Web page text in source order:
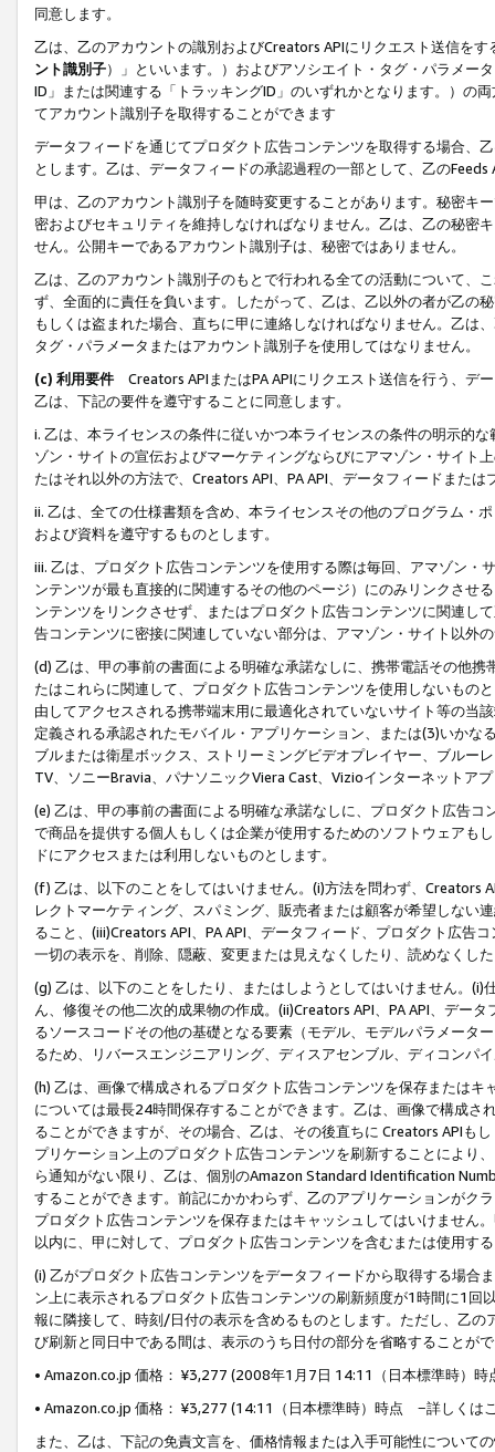
同意します。
乙は、乙のアカウントの識別およびCreators APIにリクエスト送信を
ント識別子）」といいます。）およびアソシエイト・タグ・パラメー
ID」または関連する「トラッキングID」のいずれかとなります。）の
てアカウント識別子を取得することができます
データフィードを通じてプロダクト広告コンテンツを取得する場合、
とします。乙は、データフィードの承認過程の一部として、乙の
甲は、乙のアカウント識別子を随時変更することがあります。秘密キ
密およびセキュリティを維持しなければなりません。乙は、乙の秘密
せん。公開キーであるアカウント識別子は、秘密ではありません。
乙は、乙のアカウント識別子のもとで行われる全ての活動について、
ず、全面的に責任を負います。したがって、乙は、乙以外の者が乙の
もしくは盗まれた場合、直ちに甲に連絡しなければなりません。乙は
タグ・パラメータまたはアカウント識別子を使用してはなりません。
(c) 利用要件 Creators APIまたはPA APIにリクエスト送信を行う、デ
乙は、下記の要件を遵守することに同意します。
i. 乙は、本ライセンスの条件に従いかつ本ライセンスの条件の明示的
ゾン・サイトの宣伝およびマーケティングならびにアマゾン・サイト
たはそれ以外の方法で、Creators API、PA API、データフィードまた
ii. 乙は、全ての仕様書類を含め、本ライセンスその他のプログラム・
および資料を遵守するものとします。
iii. 乙は、プロダクト広告コンテンツを使用する際は毎回、アマゾン
ンテンツが最も直接的に関連するその他のページ）にのみリンクさせ
ンテンツをリンクさせず、またはプロダクト広告コンテンツに関連し
告コンテンツに密接に関連していない部分は、アマゾン・サイト以外
(d) 乙は、甲の事前の書面による明確な承諾なしに、携帯電話その他
たはこれらに関連して、プロダクト広告コンテンツを使用しないもの
由してアクセスされる携帯端末用に最適化されていないサイト等の当
定義される承認されたモバイル・アプリケーション、または(3)いか
ブルまたは衛星ボックス、ストリーミングビデオプレイヤー、ブルー
TV、ソニーBravia、パナソニックViera Cast、Vizioインターネットア
(e) 乙は、甲の事前の書面による明確な承諾なしに、プロダクト広告
で商品を提供する個人もしくは企業が使用するためのソフトウェアも
ドにアクセスまたは利用しないものとします。
(f) 乙は、以下のことをしてはいけません。(i)方法を問わず、Creators
レクトマーケティング、スパミング、販売者または顧客が希望しない
ること、(iii)Creators API、PA API、データフィード、プロダクト広告
一切の表示を、削除、隠蔽、変更または見えなくしたり、読めなくし
(g) 乙は、以下のことをしたり、またはしようとしてはいけません。
ん、修復その他二次的成果物の作成。(ii)Creators API、PA API、デー
るソースコードその他の基礎となる要素（モデル、モデルパラメータ
るため、リバースエンジニアリング、ディスアセンブル、ディコンパ
(h) 乙は、画像で構成されるプロダクト広告コンテンツを保存または
については最長24時間保存することができます。乙は、画像で構成
ることができますが、その場合、乙は、その後直ちに Creators APIも
プリケーション上のプロダクト広告コンテンツを刷新することにより
ら通知がない限り、乙は、個別のAmazon Standard Identification
することができます。前記にかかわらず、乙のアプリケーションがク
プロダクト広告コンテンツを保存またはキャッシュしてはいけません
以内に、甲に対して、プロダクト広告コンテンツを含むまたは使用す
(i) 乙がプロダクト広告コンテンツをデータフィードから取得する場合
ン上に表示されるプロダクト広告コンテンツの刷新頻度が1時間に1
報に隣接して、時刻/日付の表示を含めるものとします。ただし、乙
び刷新と同日中である間は、表示のうち日付の部分を省略することが
• Amazon.co.jp 価格： ¥3,277 (2008年1月7日 14:11（日本標準時）
• Amazon.co.jp 価格： ¥3,277 (14:11（日本標準時）時点 −詳しくは
また、乙は、下記の免責文言を、価格情報または入手可能性について